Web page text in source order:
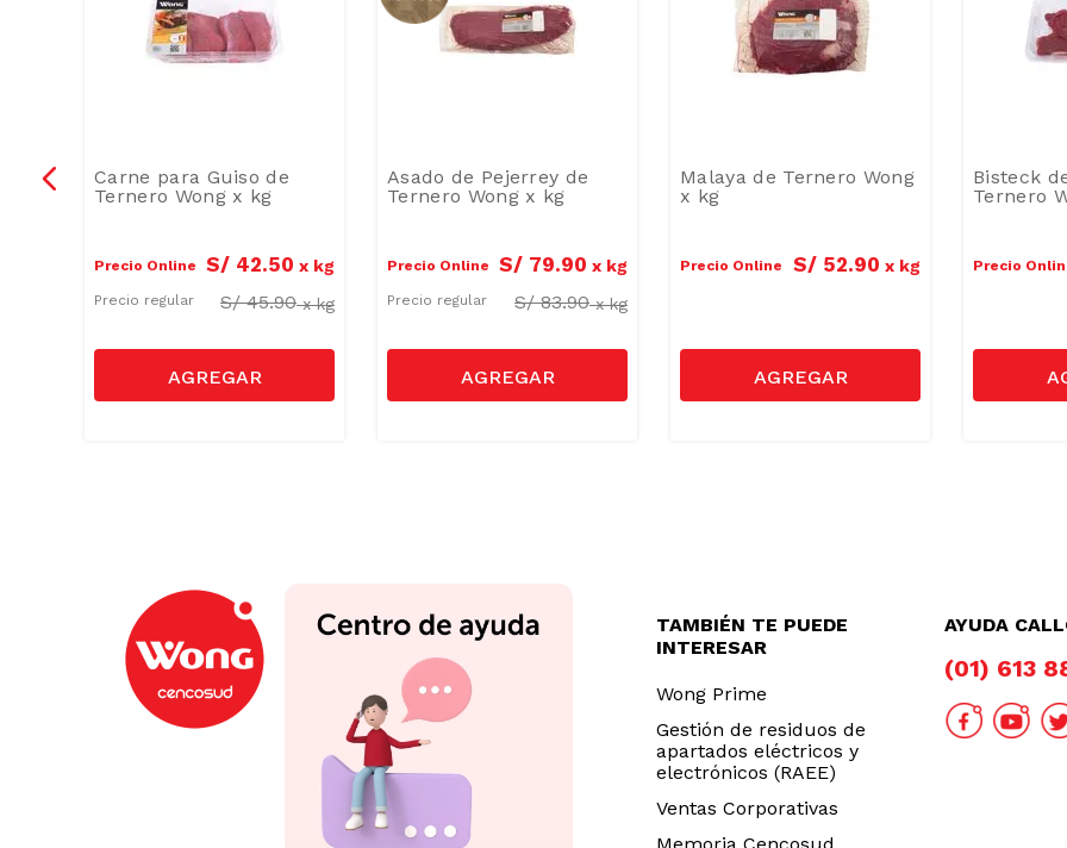
Carne para Guiso de
Ternero Wong x kg
Precio Online S/ 42.50 x kg
Precio regular S/45.90xkg
Asado de Pejerrey de
Ternero Wong x kg
Precio Online S/ 79.90 x kg
Precio regular S/83.90xkg
Malaya de Ternero Wong
x kg
Precio Online S/ 52.90 x kg
Bisteck
Ternero
Precio
TAMBIÉN TE PUEDE
INTERESAR
Wong Prime
Gestión de residuos de
apartados eléctricos y
electrónicos (RAEE)
Ventas Corporativas
AYUDA
(01) 613